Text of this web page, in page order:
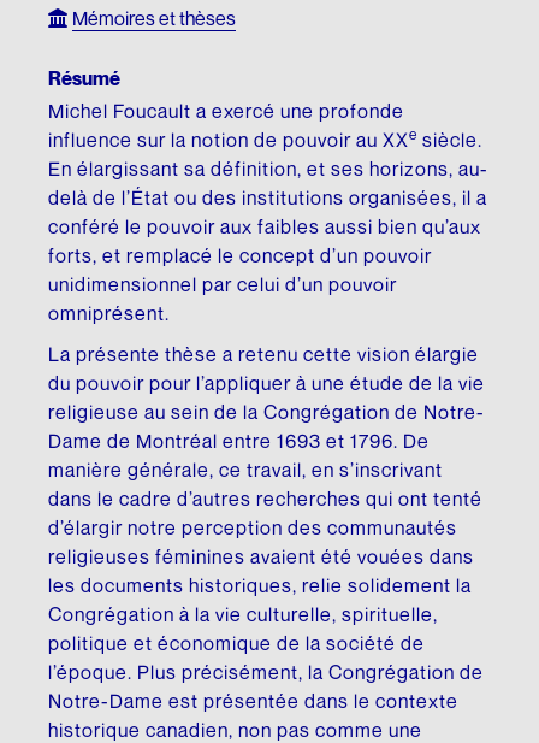
Comité scientifique
Membres honoraires
ESPACE DE PRESSE
Communiqués
Rapports annuels
Logo et guide de normes
UN RICHE HÉRITAGE
Histoire de la Fondation
Bibliothèque
Fonds d’archives
Mémoires et thèses
Répertoire de films
Répertoire de sites
Commémorations
LANGUE FRANÇAISE
Charte de la langue française
La question linguistique au Québec
Matériel pédagogique
CHANTIER WIKIPÉDIA
Articles de la Fondation
Formation et tutoriels
CULTURE QUÉBÉCOISE
Les prix Lionel-Groulx
Brochures
Écrits personnels
Essais divers
Fiction
Histoire
Traductions
SA BIBLIOTHÈQUE
Livres
Brochures
ARCHIVES AUDIOVISUELLES
Le Chanoine Lionel Groulx, historien
Cours d’histoire donné par Groulx à CKAC
UNE FIGURE MARQUANTE
NOUS SUIVRE
Instagram
LinkedIn
YouTube
INFOLETTRE
Premier don majeur en culture
REMERCIEMENTS
Donateurs et donatrices
Dons des députés
FAITES UN DON EN LIGNE
CRÉDIT D’IMPÔT ADDITIONNEL
Mémoires et thèses
Résumé
Michel Foucault a exercé une profonde
influence sur la notion de pouvoir au XXe siècle.
En élargissant sa définition, et ses horizons, au-
delà de l’État ou des institutions organisées, il a
conféré le pouvoir aux faibles aussi bien qu’aux
forts, et remplacé le concept d’un pouvoir
unidimensionnel par celui d’un pouvoir
omniprésent.
La présente thèse a retenu cette vision élargie
du pouvoir pour l’appliquer à une étude de la vie
religieuse au sein de la Congrégation de Notre-
Dame de Montréal entre 1693 et 1796. De
manière générale, ce travail, en s’inscrivant
dans le cadre d’autres recherches qui ont tenté
d’élargir notre perception des communautés
religieuses féminines avaient été vouées dans
les documents historiques, relie solidement la
Congrégation à la vie culturelle, spirituelle,
politique et économique de la société de
l’époque. Plus précisément, la Congrégation de
Notre-Dame est présentée dans le contexte
historique canadien, non pas comme une